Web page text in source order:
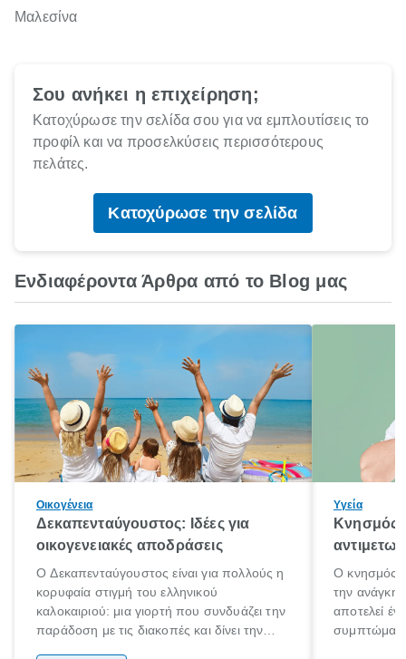
Μαλεσίνα
Σου ανήκει η επιχείρηση;
Κατοχύρωσε την σελίδα σου για να εμπλουτίσεις το
προφίλ και να προσελκύσεις περισσότερους
πελάτες.
Κατοχύρωσε την σελίδα
Ενδιαφέροντα Άρθρα από το Blog μας
Οικογένεια
Δεκαπενταύγουστος: Ιδέες για
οικογενειακές αποδράσεις
Ο Δεκαπενταύγουστος είναι για πολλούς η
κορυφαία στιγμή του ελληνικού
καλοκαιριού: μια γιορτή που συνδυάζει την
παράδοση με τις διακοπές και δίνει την
Υγεία
Κνησμός:
Ο κνησμός
την ανάγκη
αποτελεί